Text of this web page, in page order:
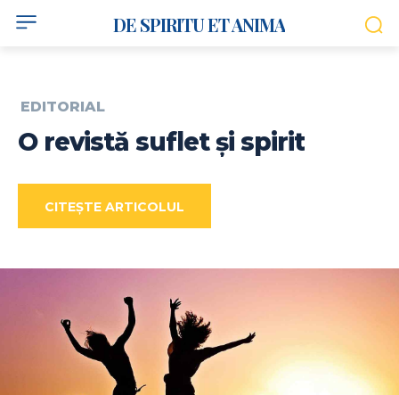
DE SPIRITU ET ANIMA
EDITORIAL
O revistă suflet și spirit
CITEȘTE ARTICOLUL